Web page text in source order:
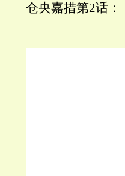
仓央嘉措第2话：